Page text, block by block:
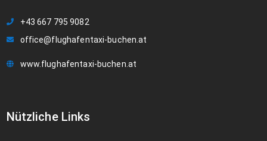
+43 667 795 9082
office@flughafentaxi-buchen.at
www.flughafentaxi-buchen.at
Nützliche Links